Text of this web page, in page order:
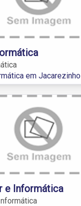
em Jacarezinho
e Informática